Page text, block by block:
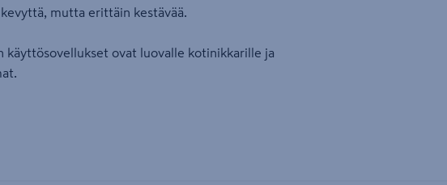
mutta erittäin kestävää.
käyttösovellukset ovat luovalle kotinikkarille ja